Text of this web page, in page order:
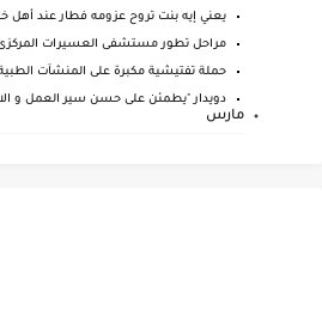
يعني إيه بنت تروح عزومه فطار عند أهل
مراحل تطور مستشفى العسيرات المركزى
حملة تفتيشية مكبرة على المنشآت
دويدار "يطمئن على حسن سير العمل و
مارس